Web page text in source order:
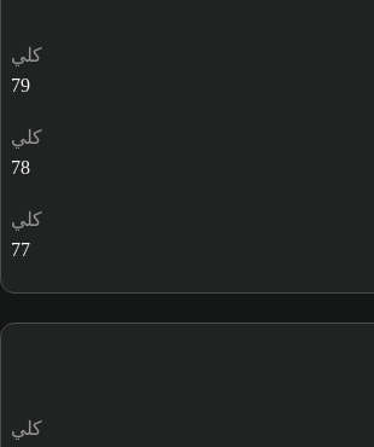
كلي
79
كلي
78
كلي
77
كلي